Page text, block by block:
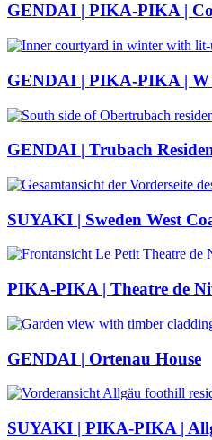
GENDAI | PIKA-PIKA |
GENDAI | PIKA-PIKA | W
GENDAI | Trubach
SUYAKI | Sweden West
PIKA-PIKA | Theatre de
GENDAI | Ortenau House
SUYAKI | PIKA-PIKA |